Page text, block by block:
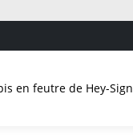
en feutre de Hey-Sign